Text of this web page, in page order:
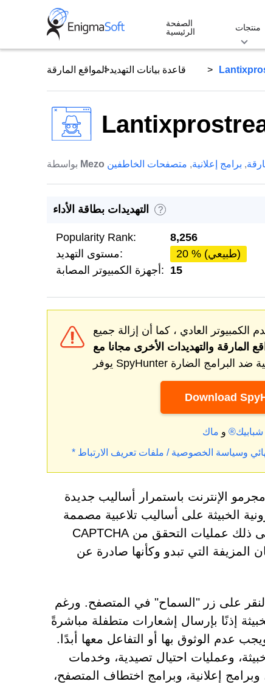
الصفحة
الرئيسية
منتجات
قاعدة بيانات التهديد المواقع المارقة
Mezo , برامج إعلانية, متصفحات الخاطفين
التهديدات بطاقة الأداء ?
Popularity Rank:
8,256
مستوى التهديد:
20 % (طبيعي)
أجهزة الكمبيوتر المصابة: 15
العادي ، كما أن إزالة جميع
المارقة
Download
شبابيك® و
وسياسة الخصوصية / ملفات تعريف الارتباط
مجرمو الإنترنت باستمرار أساليب جديدة
الخبيثة على أساليب تلاعبية مصممة
لخلق شعور زائف بالإلحاح أو الشرعية. ومن الأمثلة الشائعة على ذلك عمليات التحقق من CAPTCHA
المزيفة التي تبدو وكأنها صادرة عن
على زر "السماح" في المتصفح. ورغم
إذنًا بإرسال إشعارات متطفلة مباشرةً
عدم الوثوق بها أو التفاعل معها أبدًا.
وعمليات احتيال تصيدية، وخدمات
إعلانية، وبرامج اختطاف المتصفح،